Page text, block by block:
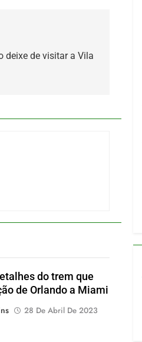
deixe de visitar a Vila
do trem que
de Orlando a Miami
28 De Abril De 2023